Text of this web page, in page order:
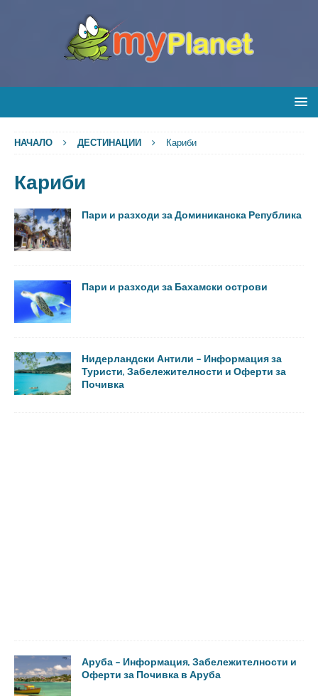
НАЧАЛО ДЕСТИНАЦИИ Кариби
Кариби
Пари и разходи за Доминиканска Република
Пари и разходи за Бахамски острови
Нидерландски Антили – Информация за
Туристи, Забележителности и Оферти за
Почивка
Аруба – Информация, Забележителности и
Оферти за Почивка в Аруба